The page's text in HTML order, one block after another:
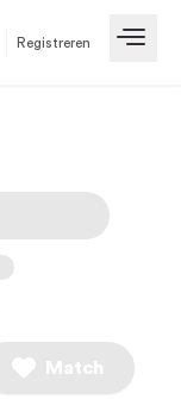
Registreren
Match